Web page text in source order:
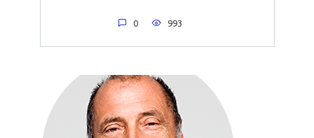
0 993